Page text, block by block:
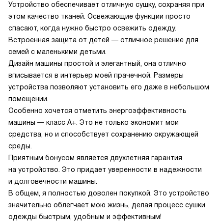
Устройство обеспечивает отличную сушку, сохраняя при
этом качество тканей. Освежающие функции просто
спасают, когда нужно быстро освежить одежду.
Встроенная защита от детей — отличное решение для
семей с маленькими детьми.
Дизайн машины простой и элегантный, она отлично
вписывается в интерьер моей прачечной. Размеры
устройства позволяют установить его даже в небольшом
помещении.
Особенно хочется отметить энергоэффективность
машины — класс A+. Это не только экономит мои
средства, но и способствует сохранению окружающей
среды.
Приятным бонусом является двухлетняя гарантия
на устройство. Это придает уверенности в надежности
и долговечности машины.
В общем, я полностью доволен покупкой. Это устройство
значительно облегчает мою жизнь, делая процесс сушки
одежды быстрым, удобным и эффективным!